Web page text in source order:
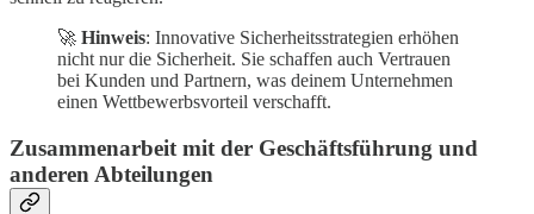
🚀 Hinweis: Innovative Sicherheitsstrategien erhöhen
nicht nur die Sicherheit. Sie schaffen auch Vertrauen
bei Kunden und Partnern, was deinem Unternehmen
einen Wettbewerbsvorteil verschafft.
Zusammenarbeit mit der Geschäftsführung und
anderen Abteilungen